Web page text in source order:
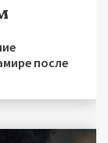
после